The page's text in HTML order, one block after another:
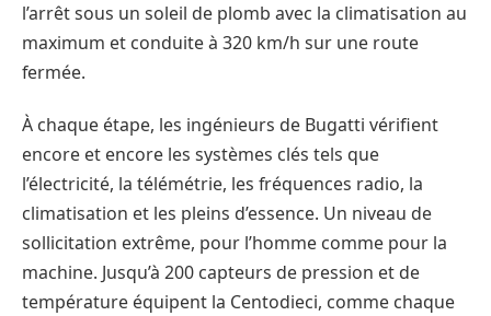
l’arrêt sous un soleil de plomb avec la climatisation au
maximum et conduite à 320 km/h sur une route
fermée.
À chaque étape, les ingénieurs de Bugatti vérifient
encore et encore les systèmes clés tels que
l’électricité, la télémétrie, les fréquences radio, la
climatisation et les pleins d’essence. Un niveau de
sollicitation extrême, pour l’homme comme pour la
machine. Jusqu’à 200 capteurs de pression et de
température équipent la Centodieci, comme chaque